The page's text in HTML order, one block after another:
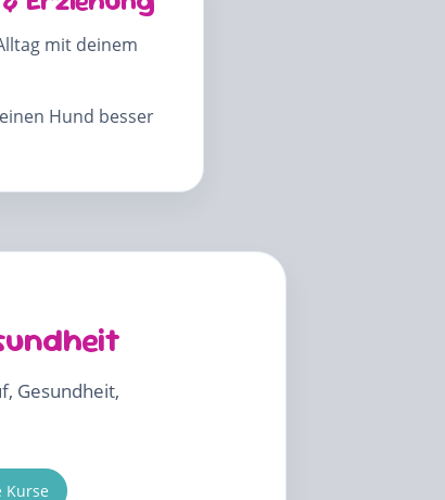
mit deinem
Hund besser
Gesundheit,
Kurse